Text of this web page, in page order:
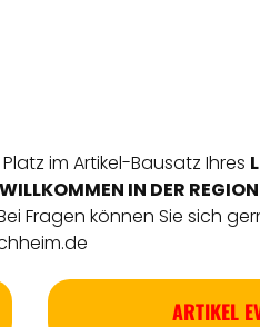
im Artikel-Bausatz Ihres
WILLKOMMEN IN DER
Fragen können Sie sich
ARTIKEL